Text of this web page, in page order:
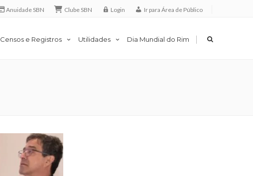
Anuidade SBN Clube SBN Login Ir para Área de Público
Censos e Registros Utilidades Dia Mundial do Rim |